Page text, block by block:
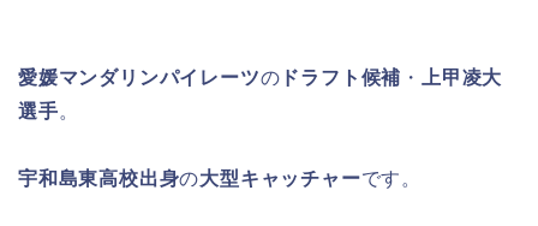
愛媛マンダリンパイレーツの ドラフト候補 ・
上甲凌大
選手。
宇和島東高校出身の大型キャッチャーです。